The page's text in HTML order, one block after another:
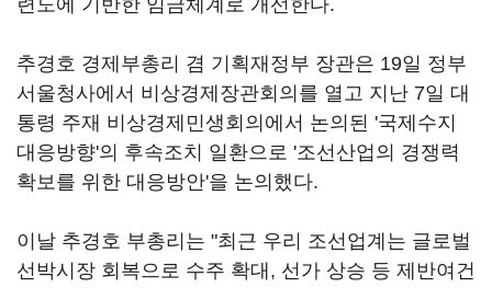
련도에 기반한 임금체계로 개선한다.
추경호 경제부총리 겸 기획재정부 장관은 19일 정부
서울청사에서 비상경제장관회의를 열고 지난 7일 대
통령 주재 비상경제민생회의에서 논의된 '국제수지
대응방향'의 후속조치 일환으로 '조선산업의 경쟁력
확보를 위한 대응방안'을 논의했다.
이날 추경호 부총리는 "최근 우리 조선업계는 글로벌
선박시장 회복으로 수주 확대, 선가 상승 등 제반여건